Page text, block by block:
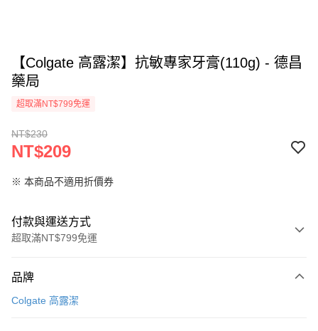
【Colgate 高露潔】抗敏專家牙膏(110g) - 德昌
藥局
超取滿NT$799免運
NT$230
NT$209
※ 本商品不適用折價券
付款與運送方式
超取滿NT$799免運
信用卡一次付款
品牌
Colgate 高露潔